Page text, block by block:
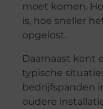
moet komen.
is, hoe sneller
opgelost.
Daarnaast kent
typische
bedrijfspanden
oudere